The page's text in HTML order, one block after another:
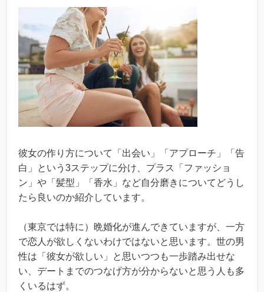
彼女の作り方について「出会い」「アプローチ」「告
白」という3ステップに分け、プラス「ファッショ
ン」や「髪型」「香水」など自分磨きについてどうし
たら良いのか紹介しています。
（東京では特に）晩婚化が進んできていますが、一方
で恋人が欲しくないわけではないと思います。世の男
性は「彼女が欲しい」と思いつつも一歩踏み出せな
い、デートまでのつなげ方が分からないと思う人も多
くいるはず。